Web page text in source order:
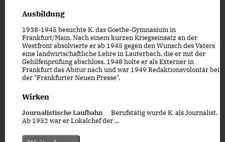
Ausbildung
1938-1945 besuchte K. das Goethe-Gymnasium in
Frankfurt/Main. Nach einem kurzen Kriegseinsatz an der
Westfront absolvierte er ab 1945 gegen den Wunsch des Vaters
eine landwirtschaftliche Lehre in Lauterbach, die er mit der
Gehilfenprüfung abschloss. 1948 holte er als Externer in
Frankfurt das Abitur nach und war 1949 Redaktionsvolontär bei
der "Frankfurter Neuen Presse".
Wirken
Journalistische Laufbahn
Berufstätig wurde K. als Journalist.
Ab 1952 war er Lokalchef der ...